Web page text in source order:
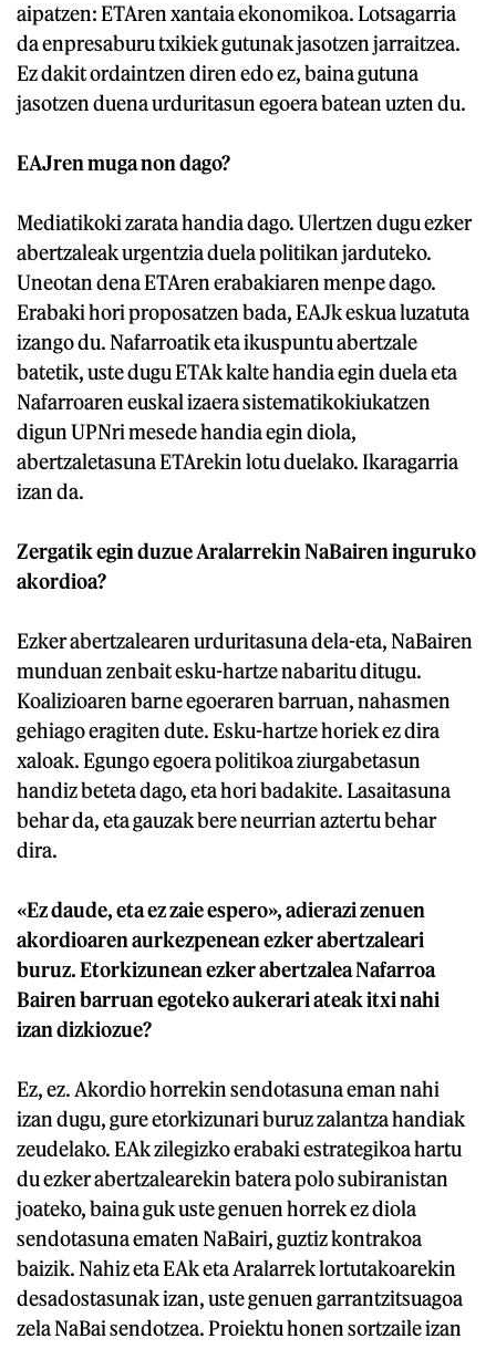
aipatzen: ETAren xantaia ekonomikoa. Lotsagarria
da enpresaburu txikiek gutunak jasotzen jarraitzea.
Ez dakit ordaintzen diren edo ez, baina gutuna
jasotzen duena urduritasun egoera batean uzten du.
EAJren muga non dago?
Mediatikoki zarata handia dago. Ulertzen dugu ezker
abertzaleak urgentzia duela politikan jarduteko.
Uneotan dena ETAren erabakiaren menpe dago.
Erabaki hori proposatzen bada, EAJk eskua luzatuta
izango du. Nafarroatik eta ikuspuntu abertzale
batetik, uste dugu ETAk kalte handia egin duela eta
Nafarroaren euskal izaera sistematikokiukatzen
digun UPNri mesede handia egin diola,
abertzaletasuna ETArekin lotu duelako. Ikaragarria
izan da.
Zergatik egin duzue Aralarrekin NaBairen inguruko
akordioa?
Ezker abertzalearen urduritasuna dela-eta, NaBairen
munduan zenbait esku-hartze nabaritu ditugu.
Koalizioaren barne egoeraren barruan, nahasmen
gehiago eragiten dute. Esku-hartze horiek ez dira
xaloak. Egungo egoera politikoa ziurgabetasun
handiz beteta dago, eta hori badakite. Lasaitasuna
behar da, eta gauzak bere neurrian aztertu behar
dira.
«Ez daude, eta ez zaie espero», adierazi zenuen
akordioaren aurkezpenean ezker abertzaleari
buruz. Etorkizunean ezker abertzalea Nafarroa
Bairen barruan egoteko aukerari ateak itxi nahi
izan dizkiozue?
Ez, ez. Akordio horrekin sendotasuna eman nahi
izan dugu, gure etorkizunari buruz zalantza handiak
zeudelako. EAk zilegizko erabaki estrategikoa hartu
du ezker abertzalearekin batera polo subiranistan
joateko, baina guk uste genuen horrek ez diola
sendotasuna ematen NaBairi, guztiz kontrakoa
baizik. Nahiz eta EAk eta Aralarrek lortutakoarekin
desadostasunak izan, uste genuen garrantzitsuagoa
zela NaBai sendotzea. Proiektu honen sortzaile izan